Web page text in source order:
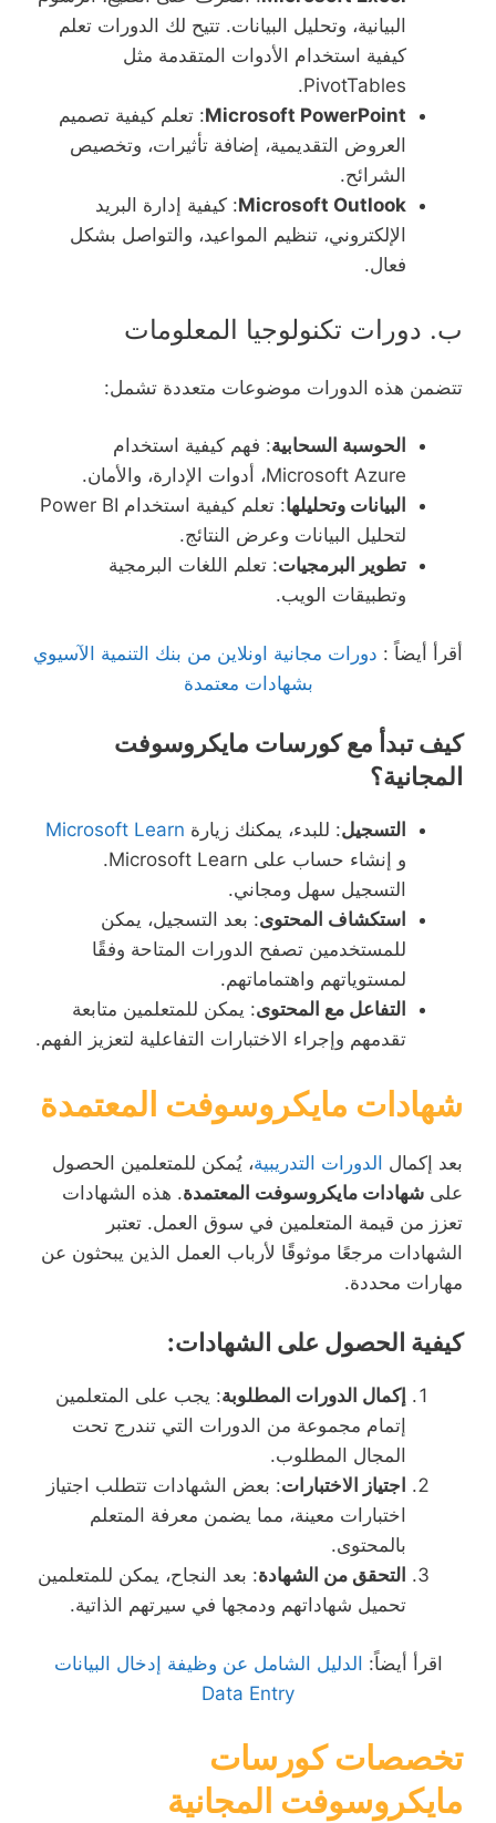
البيانية، وتحليل البيانات. تتيح لك الدورات تعلم
كيفية استخدام الأدوات المتقدمة مثل
PivotTables.
Microsoft PowerPoint: تعلم كيفية تصميم
العروض التقديمية، إضافة تأثيرات، وتخصيص
الشرائح.
Microsoft Outlook: كيفية إدارة البريد
الإلكتروني، تنظيم المواعيد، والتواصل بشكل
فعال.
ب. دورات تكنولوجيا المعلومات
تتضمن هذه الدورات موضوعات متعددة تشمل:
الحوسبة السحابية: فهم كيفية استخدام
Microsoft Azure، أدوات الإدارة، والأمان.
البيانات وتحليلها
: تعلم كيفية استخدام Power BI
لتحليل البيانات وعرض النتائج.
تطوير البرمجيات: تعلم اللغات البرمجية
وتطبيقات الويب.
أقرأ أيضاً : دورات مجانية اونلاين من بنك التنمية الآسيوي
بشهادات معتمدة
كيف تبدأ مع كورسات مايكروسوفت
المجانية؟
التسجيل: للبدء، يمكنك زيارة Microsoft Learn
و إنشاء حساب على Microsoft Learn.
التسجيل سهل ومجاني.
استكشاف المحتوى: بعد التسجيل، يمكن
للمستخدمين تصفح الدورات المتاحة وفقًا
لمستوياتهم واهتماماتهم.
التفاعل مع المحتوى: يمكن للمتعلمين متابعة
تقدمهم وإجراء الاختبارات التفاعلية لتعزيز الفهم.
شهادات مايكروسوفت المعتمدة
بعد إكمال الدورات التدريبية، يُمكن للمتعلمين الحصول
على شهادات مايكروسوفت المعتمدة. هذه الشهادات
تعزز من قيمة المتعلمين في سوق العمل. تعتبر
الشهادات مرجعًا موثوقًا لأرباب العمل الذين يبحثون عن
مهارات محددة.
كيفية الحصول على الشهادات:
إكمال الدورات المطلوبة: يجب على المتعلمين
إتمام مجموعة من الدورات التي تندرج تحت
المجال المطلوب.
اجتياز الاختبارات: بعض الشهادات تتطلب اجتياز
اختبارات معينة، مما يضمن معرفة المتعلم
بالمحتوى.
التحقق من الشهادة: بعد النجاح، يمكن للمتعلمين
تحميل شهاداتهم ودمجها في سيرتهم الذاتية.
اقرأ أيضاً: الدليل الشامل عن وظيفة إدخال البيانات
Data Entry
تخصصات كورسات
مايكروسوفت المجانية